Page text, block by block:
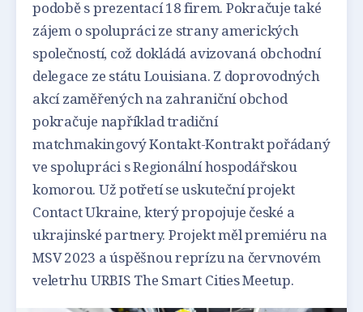
podobě s prezentací 18 firem. Pokračuje také
zájem o spolupráci ze strany amerických
společností, což dokládá avizovaná obchodní
delegace ze státu Louisiana. Z doprovodných
akcí zaměřených na zahraniční obchod
pokračuje například tradiční
matchmakingový Kontakt-Kontrakt pořádaný
ve spolupráci s Regionální hospodářskou
komorou. Už potřetí se uskuteční projekt
Contact Ukraine, který propojuje české a
ukrajinské partnery. Projekt měl premiéru na
MSV 2023 a úspěšnou reprízu na červnovém
veletrhu URBIS The Smart Cities Meetup.